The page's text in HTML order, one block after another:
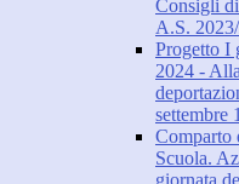
Consigli di
A.S.
Progetto I
2024 -
settembre
Comparto
Scuola.